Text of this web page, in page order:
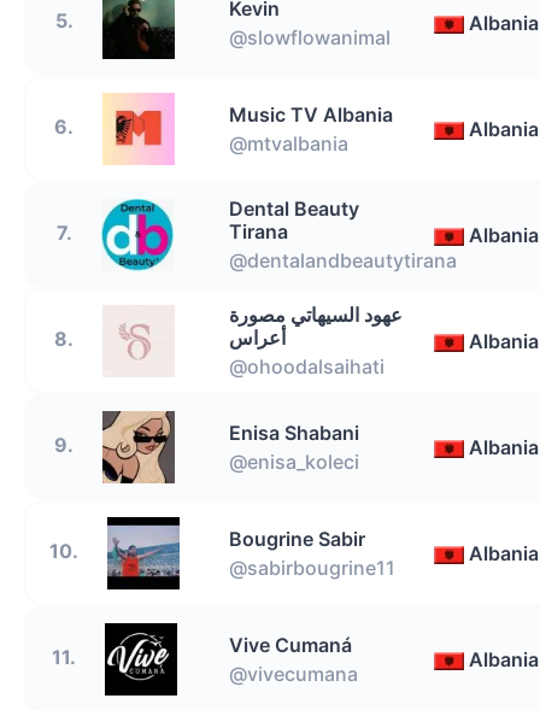
5.
Kevin
@slowflowanimal
Albania
6.
Music TV Albania
@mtvalbania
Albania
7.
Dental Beauty
Tirana
@dentalandbeautytirana
Albania
8.
عهود السيهاتي مصورة
أعراس
@ohoodalsaihati
Albania
9.
Enisa Shabani
@enisa_koleci
Albania
10.
Bougrine Sabir
@sabirbougrine11
Albania
11.
Vive Cumaná
@vivecumana
Albania